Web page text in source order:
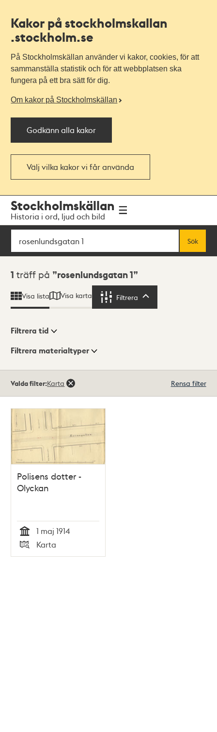
Kakor på stockholmskallan
.stockholm.se
På Stockholmskällan använder vi kakor, cookies, för att
sammanställa statistik och för att webbplatsen ska
fungera på ett bra sätt för dig.
Om kakor på Stockholmskällan
Godkänn alla kakor
Välj vilka kakor vi får använda
navigationen
huvudinnehållet
Stockholmskällan
Historia i ord, ljud och bild
Sök
Sök
Sökresultat
1 träff på rosenlundsgatan 1
Visa lista Visa karta Filtrera
Visningsläge
Filtrera tid
Filtrera materialtyper
träffar
Valda filter:Karta Rensa filter
Polisens dotter -
Olyckan
Tid
1 maj 1914
Typ
Karta